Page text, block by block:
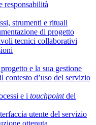
responsabilità
strumenti e rituali
di progetto
tecnici collaborativi
e la sua gestione
contesto d’uso del servizio
e i touchpointdel
utente del servizio
ottenuta